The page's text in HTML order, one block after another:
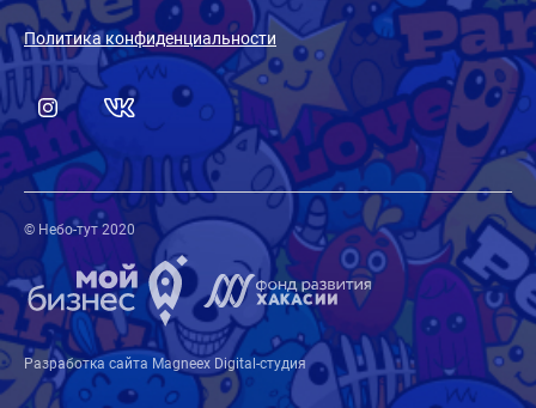
Политика конфиденциальности
© Небо-тут 2020
Разработка сайта Magneex Digital-студия